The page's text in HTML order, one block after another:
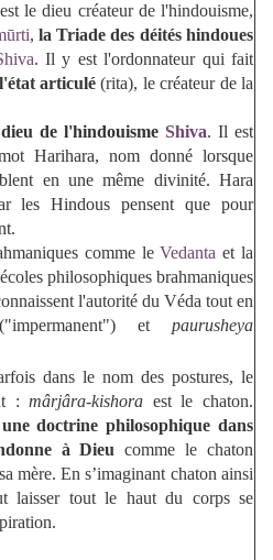
le dieu créateur de l'hindouisme,
, la Triade des déités hindoues
. Il y est l'ordonnateur qui fait
l'état articulé (rita), le créateur de la
de l'hindouisme Shiva. Il est
Harihara, nom donné lorsque
en une même divinité. Hara
les Hindous pensent que pour
comme leVedanta et la
philosophiques brahmaniques
l'autorité du Véda tout en
etpaurusheya
dans le nom des postures, le
:mârjâra-kishora est le chaton.
doctrine philosophique dans
à Dieu comme le chaton
mère. En s’imaginant chaton ainsi
laisser tout le haut du corps se